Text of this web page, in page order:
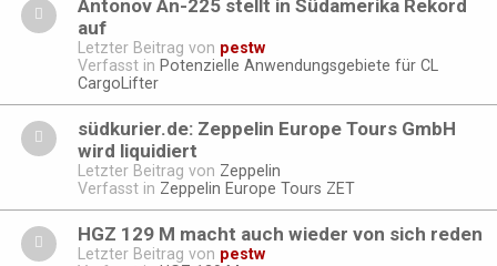
Antonov An-225 stellt in Südamerika Rekord
auf
Letzter Beitrag von pestw
Verfasst in Potenzielle Anwendungsgebiete für CL
CargoLifter
südkurier.de: Zeppelin Europe Tours GmbH
wird liquidiert
Letzter Beitrag von Zeppelin
Verfasst in Zeppelin Europe Tours ZET
HGZ 129 M macht auch wieder von sich reden
Letzter Beitrag von pestw